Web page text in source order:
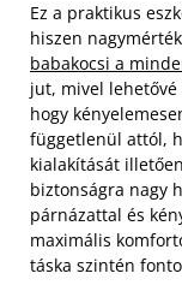
Ez a praktikus
hiszen
babakocsi a
jut, mivel lehetővé
hogy
függetlenül attól,
kialakítását
biztonságra nagy
párnázattal és
maximális
táska szintén